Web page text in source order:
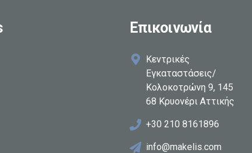
Επικοινωνία
Κεντρικές
Εγκαταστάσεις/
Κολοκοτρώνη 9, 145
68 Κρυονέρι Αττικής
+30 210 8161896
info@makelis.com